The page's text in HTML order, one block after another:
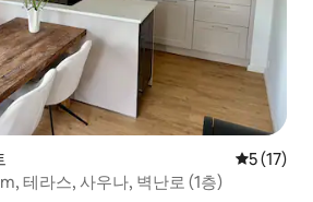
평점 5점
5 (17)
테라스, 사우나, 벽난로 (1층)